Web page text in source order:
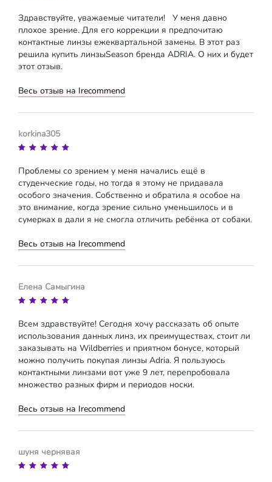
Здравствуйте, уважаемые читатели! У меня давно
плохое зрение. Для его коррекции я предпочитаю
контактные линзы ежеквартальной замены. В этот раз
решила купить линзыSeason бренда ADRIA. О них и будет
этот отзыв.
Весь отзыв на Irecommend
korkina305
Проблемы со зрением у меня начались ещё в
студенческие годы, но тогда я этому не придавала
особого значения. Собственно и обратила я особое на
это внимание, когда зрение сильно уменьшилось и в
сумерках в дали я не смогла отличить ребёнка от собаки.
Весь отзыв на Irecommend
Елена Самыгина
Всем здравствуйте! Сегодня хочу рассказать об опыте
использования данных линз, их преимуществах, стоит ли
заказывать на Wildberries и приятном бонусе, который
можно получить покупая линзы Adria. Я пользуюсь
контактными линзами вот уже 9 лет, перепробовала
множество разных фирм и периодов носки.
Весь отзыв на Irecommend
шуня чернявая